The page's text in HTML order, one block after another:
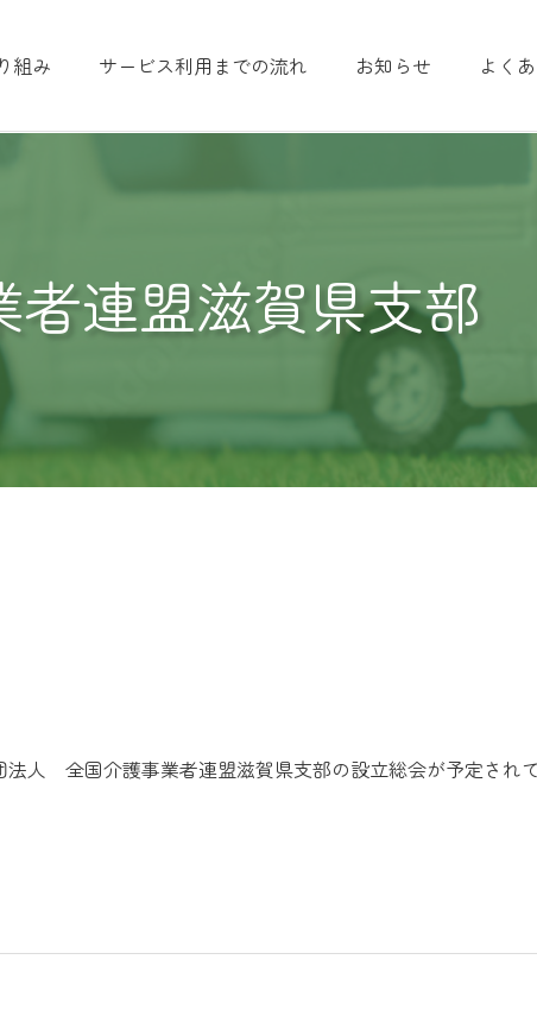
組み サービス利用までの流れ お知らせ よく
者連盟滋賀県支部
人 全国介護事業者連盟滋賀県支部の設立総会が予定され